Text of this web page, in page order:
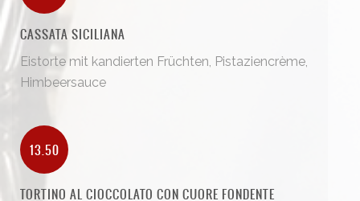
CASSATA SICILIANA
Eistorte mit kandierten Früchten, Pistaziencrème,
Himbeersauce
13.50
TORTINO AL CIOCCOLATO CON CUORE FONDENTE